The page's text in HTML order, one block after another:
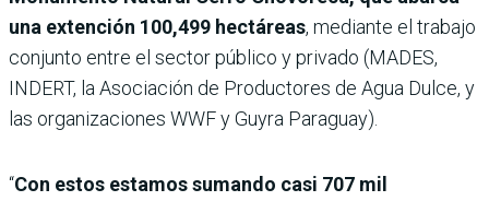
una extención 100,499 hectáreas, mediante el trabajo
conjunto entre el sector público y privado (MADES,
INDERT, la Asociación de Productores de Agua Dulce, y
las organizaciones WWF y Guyra Paraguay).
“Con estos estamos sumando casi 707 mil